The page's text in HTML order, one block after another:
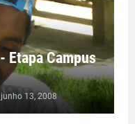
Etapa Campus
junho 13, 2008